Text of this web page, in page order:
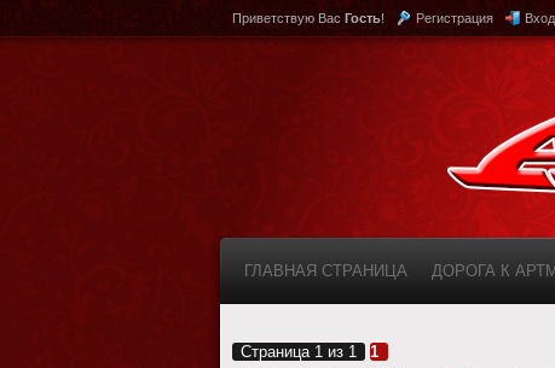
Приветствую Вас Гость! Регистрация Вход
ГЛАВНАЯ СТРАНИЦА ДОРОГА К
Страница 1 из 1 1